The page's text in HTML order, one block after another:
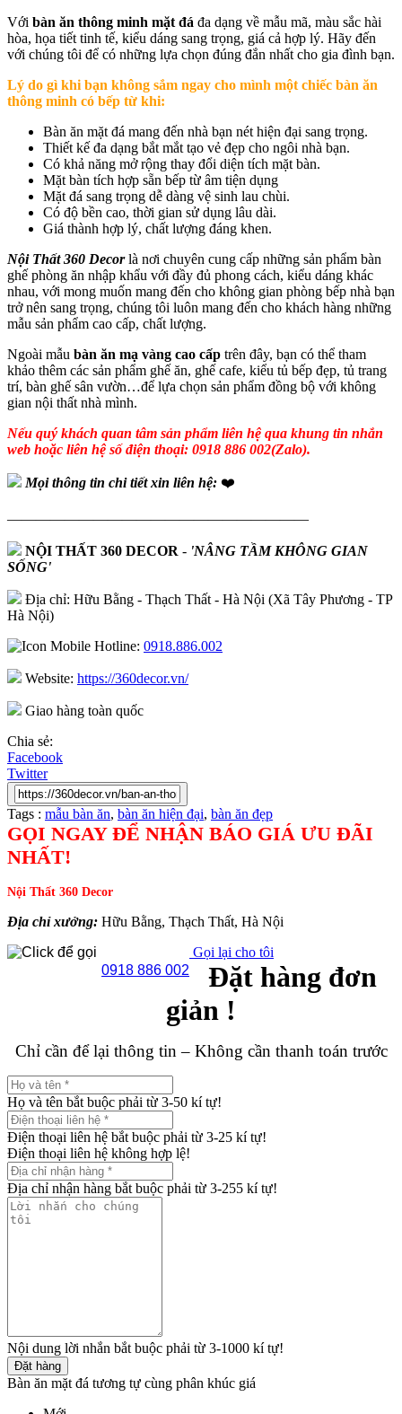
Với bàn ăn thông minh mặt đá đa dạng về mẫu mã, màu sắc hài
hòa, họa tiết tinh tế, kiểu dáng sang trọng, giá cả hợp lý. Hãy đến
với chúng tôi để có những lựa chọn đúng đắn nhất cho gia đình bạn.
Lý do gì khi bạn không sắm ngay cho mình một chiếc bàn ăn
thông minh có bếp từ khi:
Bàn ăn mặt đá mang đến nhà bạn nét hiện đại sang trọng.
Thiết kế đa dạng bắt mắt tạo vẻ đẹp cho ngôi nhà bạn.
Có khả năng mở rộng thay đổi diện tích mặt bàn.
Mặt bàn tích hợp sẵn bếp từ âm tiện dụng
Mặt đá sang trọng dễ dàng vệ sinh lau chùi.
Có độ bền cao, thời gian sử dụng lâu dài.
Giá thành hợp lý, chất lượng đáng khen.
Nội Thất 360 Decorlà nơi chuyên cung cấp những sản phẩm bàn
ghế phòng ăn nhập khẩu với đầy đủ phong cách, kiểu dáng khác
nhau, với mong muốn mang đến cho không gian phòng bếp nhà bạn
trở nên sang trọng, chúng tôi luôn mang đến cho khách hàng những
mẫu sản phẩm cao cấp, chất lượng.
Ngoài mẫu bàn ăn mạ vàng cao cấp trên đây, bạn có thể tham
khảo thêm các sản phẩm ghế ăn, ghế cafe, kiểu tủ bếp đẹp, tủ trang
trí, bàn ghế sân vườn…để lựa chọn sản phẩm đồng bộ với không
gian nội thất nhà mình.
Nếu quý khách quan tâm sản phẩm liên hệ qua khung tin nhắn
web hoặc liên hệ số điện thoại: 0918 886 002(Zalo).
Mọi thông tin chi tiết xin liên hệ: ❤️
—————————————————————
NỘI THẤT 360 DECOR - 'NÂNG TẦM KHÔNG GIAN
SỐNG'
Địa chỉ: Hữu Bằng - Thạch Thất - Hà Nội (Xã Tây Phương - TP
Hà Nội)
Hotline: 0918.886.002
Website: https://360decor.vn/
Giao hàng toàn quốc
Chia sẻ:
Facebook
Twitter
Tags : mẫu bàn ăn, bàn ăn hiện đại, bàn ăn đẹp
GỌI NGAY ĐỂ NHẬN BÁO GIÁ ƯU ĐÃI
NHẤT!
Nội Thất 360 Decor
Địa chỉ xưởng: Hữu Bằng, Thạch Thất, Hà Nội
0918 886 002
Gọi lại cho tôi
Đặt hàng đơn
giản !
Chỉ cần để lại thông tin – Không cần thanh toán trước
Họ và tên bắt buộc phải từ 3-50 kí tự!
Điện thoại liên hệ bắt buộc phải từ 3-25 kí tự!
Điện thoại liên hệ không hợp lệ!
Địa chỉ nhận hàng bắt buộc phải từ 3-255 kí tự!
Nội dung lời nhắn bắt buộc phải từ 3-1000 kí tự!
Đặt hàng
Bàn ăn mặt đá tương tự cùng phân khúc giá